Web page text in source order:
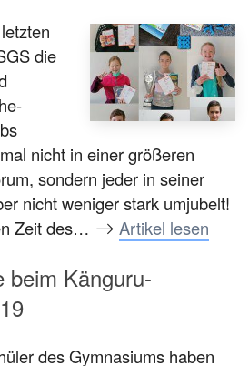
die
nicht in einer größeren
sondern jeder in seiner
nicht weniger stark umjubelt!
Zeit des…
Artikel lesen
beim Känguru-
des Gymnasiums haben